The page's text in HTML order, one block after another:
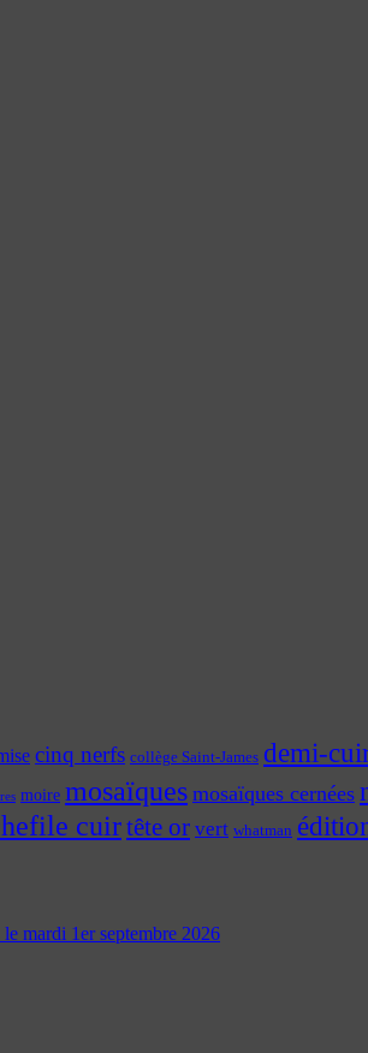
cinq nerfs collège Saint-James demi-
moire mosaïques mosaïques cernées
cuirtête or vert whatman
mardi 1er septembre 2026